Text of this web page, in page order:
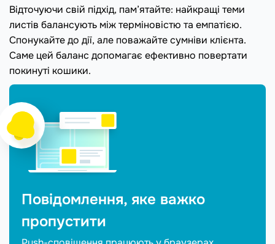
Відточуючи свій підхід, пам’ятайте: найкращі теми
листів балансують між терміновістю та емпатією.
Спонукайте до дії, але поважайте сумніви клієнта.
Саме цей баланс допомагає ефективно повертати
покинуті кошики.
Повідомлення, яке важко
пропустити